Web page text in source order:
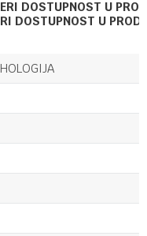
DOSTUPNOST U